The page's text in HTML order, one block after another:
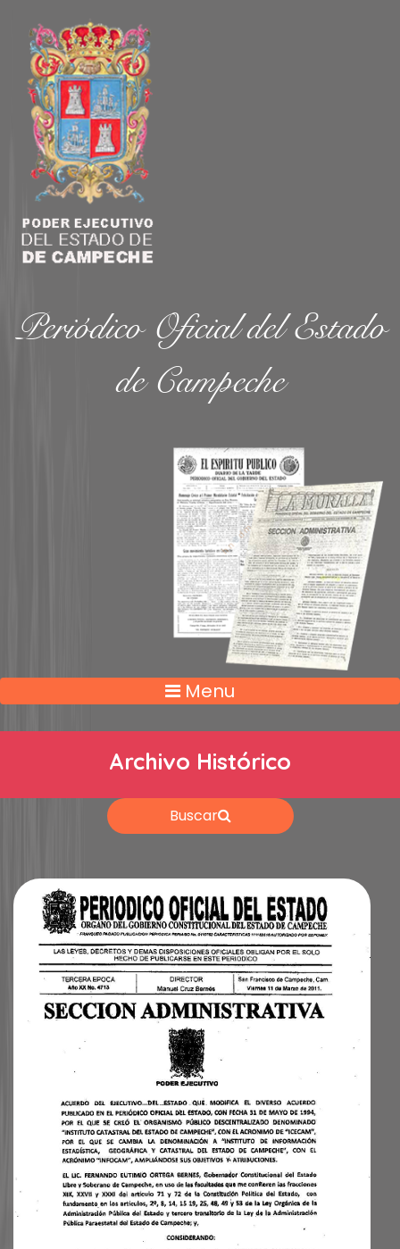
Periódico Oficial del Estado
de Campeche
Menu
Archivo Histórico
Buscar